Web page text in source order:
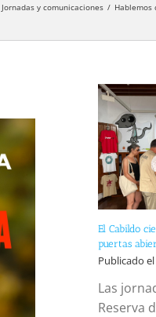
Jornadas y comunicaciones Hablemos
El Cabildo
puertas
Publicado
Las
Reserva